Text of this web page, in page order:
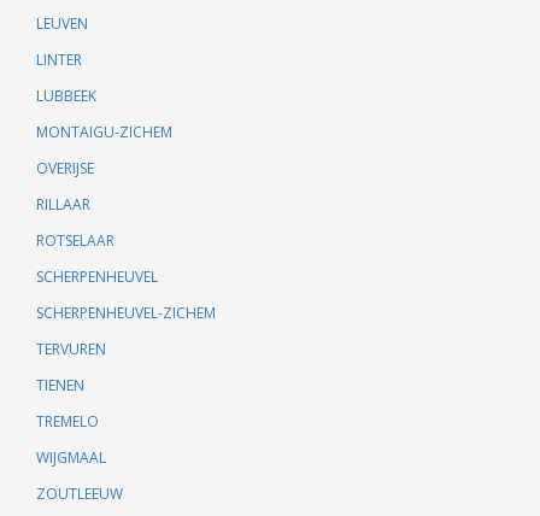
LEUVEN
LINTER
LUBBEEK
MONTAIGU-ZICHEM
OVERIJSE
RILLAAR
ROTSELAAR
SCHERPENHEUVEL
SCHERPENHEUVEL-ZICHEM
TERVUREN
TIENEN
TREMELO
WIJGMAAL
ZOUTLEEUW